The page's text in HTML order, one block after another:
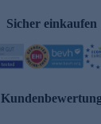
Sicher einkaufen
Kundenbewertung